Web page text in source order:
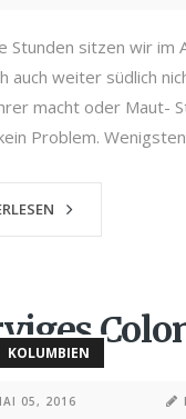
Stunden sitzen wir im
auch weiter südlich
macht oder Maut-
Problem.
KOLUMBIEN
05, 2016